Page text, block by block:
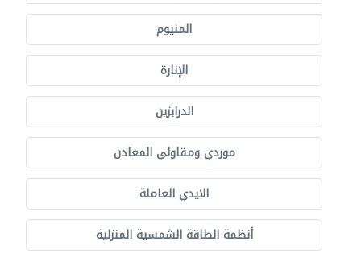
المنيوم
الإنارة
الدرابزين
موردي ومقاولي المعادن
الايدي العاملة
أنظمة الطاقة الشمسية المنزلية